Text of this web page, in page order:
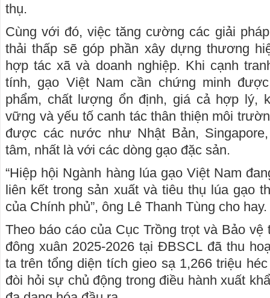
thụ.
Cùng với đó, việc tăng cường các giải
thải thấp sẽ góp phần xây dựng thương
hợp tác xã và doanh nghiệp. Khi cạnh
tính, gạo Việt Nam cần chứng minh
phẩm, chất lượng ổn định, giá cả hợp lý,
vững và yếu tố canh tác thân thiện môi
được các nước như Nhật Bản,
tâm, nhất là với các dòng gạo đặc sản.
“Hiệp hội Ngành hàng lúa gạo Việt Nam
liên kết trong sản xuất và tiêu thụ lúa gạo
của Chính phủ”, ông Lê Thanh Tùng cho hay.
Theo báo cáo của Cục Trồng trọt và Bảo
đông xuân 2025-2026 tại ĐBSCL đã thu
ta trên tổng diện tích gieo sạ 1,266 triệu
đòi hỏi sự chủ động trong điều hành xuất